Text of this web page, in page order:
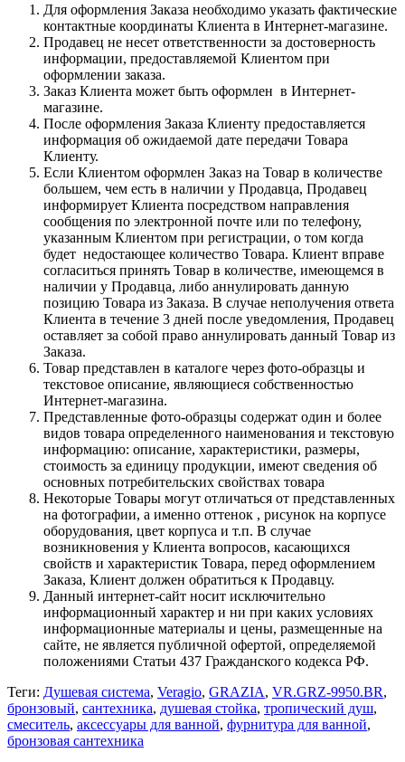
Для оформления Заказа необходимо указать фактические
контактные координаты Клиента в Интернет-магазине.
Продавец не несет ответственности за достоверность
информации, предоставляемой Клиентом при
оформлении заказа.
Заказ Клиента может быть оформлен в Интернет-
магазине.
После оформления Заказа Клиенту предоставляется
информация об ожидаемой дате передачи Товара
Клиенту.
Если Клиентом оформлен Заказ на Товар в количестве
большем, чем есть в наличии у Продавца, Продавец
информирует Клиента посредством направления
сообщения по электронной почте или по телефону,
указанным Клиентом при регистрации, о том когда
будет недостающее количество Товара. Клиент вправе
согласиться принять Товар в количестве, имеющемся в
наличии у Продавца, либо аннулировать данную
позицию Товара из Заказа. В случае неполучения ответа
Клиента в течение 3 дней после уведомления, Продавец
оставляет за собой право аннулировать данный Товар из
Заказа.
Товар представлен в каталоге через фото-образцы и
текстовое описание, являющиеся собственностью
Интернет-магазина.
Представленные фото-образцы содержат один и более
видов товара определенного наименования и текстовую
информацию: описание, характеристики, размеры,
стоимость за единицу продукции, имеют сведения об
основных потребительских свойствах товара
Некоторые Товары могут отличаться от представленных
на фотографии, а именно оттенок , рисунок на корпусе
оборудования, цвет корпуса и т.п. В случае
возникновения у Клиента вопросов, касающихся
свойств и характеристик Товара, перед оформлением
Заказа, Клиент должен обратиться к Продавцу.
Данный интернет-сайт носит исключительно
информационный характер и ни при каких условиях
информационные материалы и цены, размещенные на
сайте, не является публичной офертой, определяемой
положениями Статьи 437 Гражданского кодекса РФ.
Теги: Душевая система, Veragio, GRAZIA, VR.GRZ-9950.BR,
бронзовый, сантехника, душевая стойка, тропический душ,
смеситель, аксессуары для ванной, фурнитура для ванной,
бронзовая сантехника